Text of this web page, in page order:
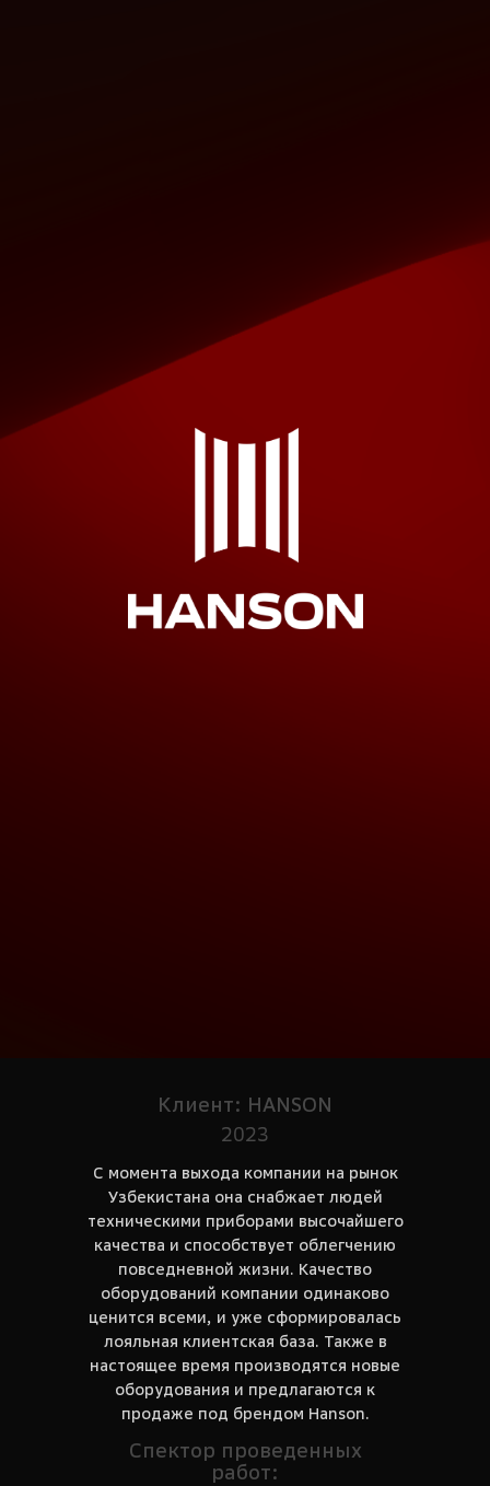
Клиент: HANSON
Спектор проведенных
работ:
2023
С момента выхода компании на рынок
Узбекистана она снабжает людей
техническими приборами высочайшего
качества и способствует облегчению
повседневной жизни. Качество
оборудований компании одинаково
ценится всеми, и уже сформировалась
лояльная клиентская база. Также в
настоящее время производятся новые
оборудования и предлагаются к
продаже под брендом Hanson.